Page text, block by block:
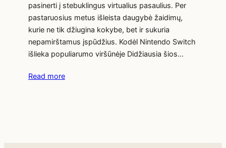
pasinerti į stebuklingus virtualius pasaulius. Per
pastaruosius metus išleista daugybė žaidimų,
kurie ne tik džiugina kokybe, bet ir sukuria
nepamirštamus įspūdžius. Kodėl Nintendo Switch
išlieka populiarumo viršūnėje Didžiausia šios…
Read more